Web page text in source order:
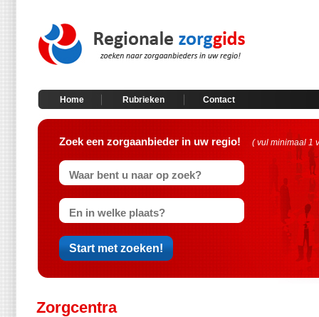
Home Rubrieken Contact
Zoek een zorgaanbieder in uw regio! ( vul minimaal 1
Zorgcentra